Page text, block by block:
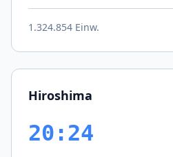
1.324.854 Einw.
Hiroshima
20:24